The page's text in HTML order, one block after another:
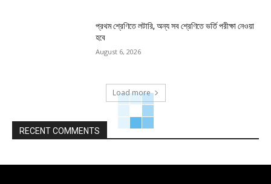
প্রথম শ্রেণিতে লটারি, অন্য সব শ্রেণিতে ভর্তি পরীক্ষা নেওয়া
হবে
August 6, 2026
Load more
RECENT COMMENTS